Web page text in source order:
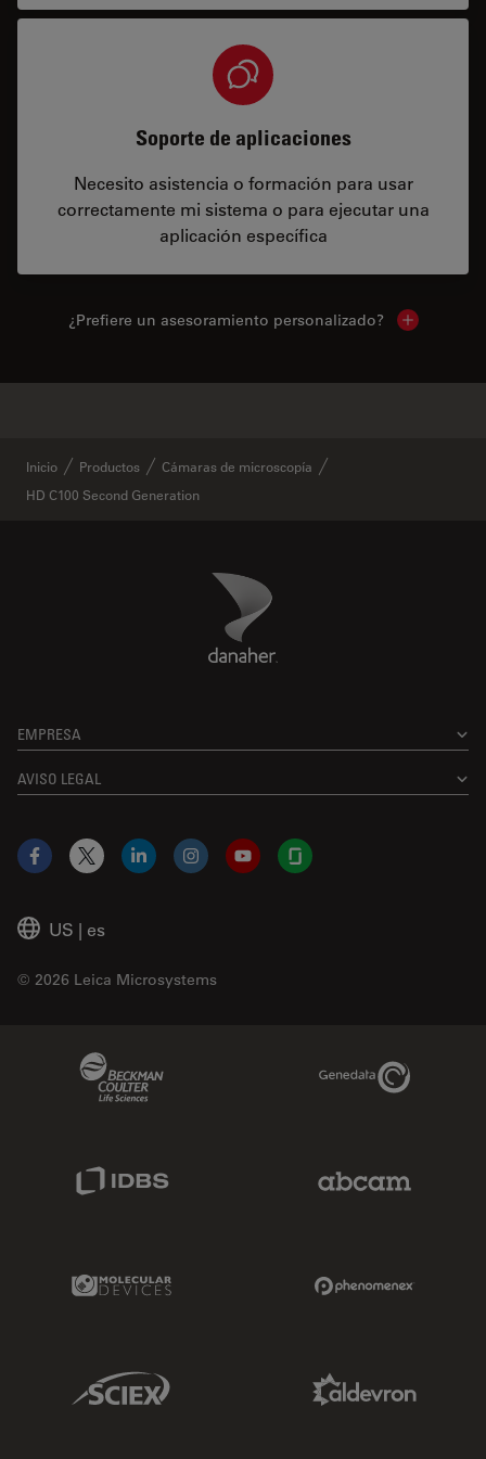
Soporte de aplicaciones
Necesito asistencia o formación para usar
correctamente mi sistema o para ejecutar una
aplicación específica
¿Prefiere un asesoramiento personalizado? Show local
Inicio Productos
Cámaras de microscopía
HD C100 Second Generation
Danaher Logo
EMPRESA
AVISO LEGAL
US | es
© 2026 Leica Microsystems
Facebook
X LinkedInInstagramYouTubeGlassdoor
Genedata Link
IDBS Link
Molecular Devices Link
Sciex Link